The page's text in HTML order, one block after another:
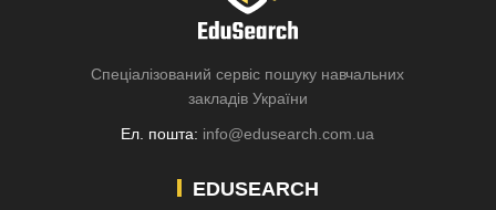
Спеціалізований сервіс пошуку навчальних
закладів України
Ел. пошта: info@edusearch.com.ua
EDUSEARCH